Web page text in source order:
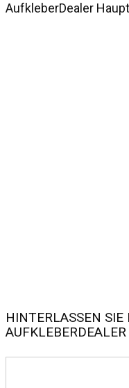
AufkleberDealer
HINTERLASSEN
AUFKLEBERDEALER